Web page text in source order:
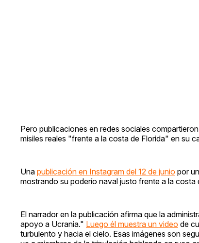
Pero publicaciones en redes sociales
misiles reales "frente a la costa de Florida" en su
Una publicación en Instagram del 12 de junio por
mostrando su poderío naval justo frente a la
El narrador en la publicación afirma que la
apoyo a Ucrania." Luego él muestra un video de
turbulento y hacia el cielo. Esas imágenes son